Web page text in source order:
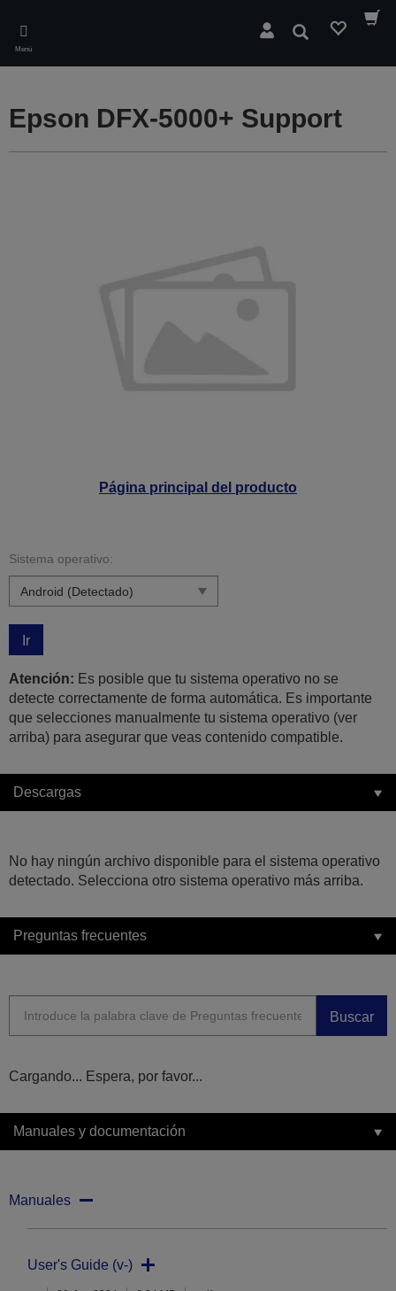
main
content
Menú
Buscar
Página principal del producto
Epson DFX-5000+ Support
Sistema operativo:
Ir
Atención: Es posible que tu sistema operativo no se
detecte correctamente de forma automática. Es importante
que selecciones manualmente tu sistema operativo (ver
arriba) para asegurar que veas contenido compatible.
Descargas
No hay ningún archivo disponible para el sistema operativo
detectado. Selecciona otro sistema operativo más arriba.
Preguntas frecuentes
Buscar
Cargando... Espera, por favor...
Manuales y documentación
Manuales
User's Guide (v-)